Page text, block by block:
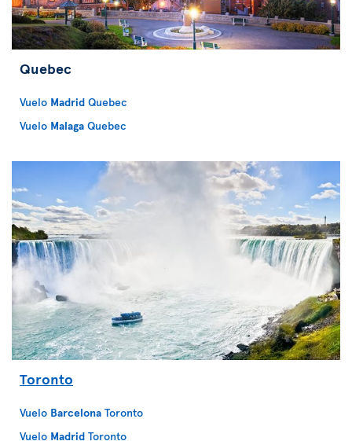
Quebec
Vuelo Madrid Quebec
Vuelo Malaga Quebec
Toronto
Vuelo Barcelona Toronto
Vuelo Madrid Toronto